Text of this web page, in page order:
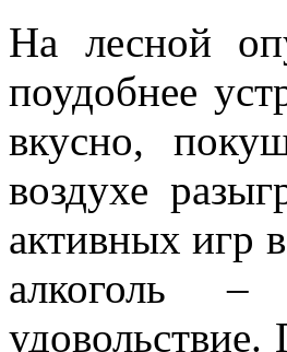
На лесной
поудобнее
вкусно,
воздухе
активных игр
алкоголь –